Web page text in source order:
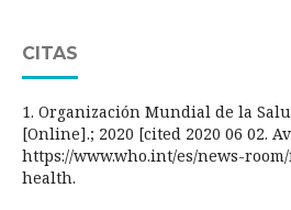
CITAS
1. Organización Mundial de la
[Online].; 2020 [cited 2020 06 02.
https://www.who.int/es/news-
health.